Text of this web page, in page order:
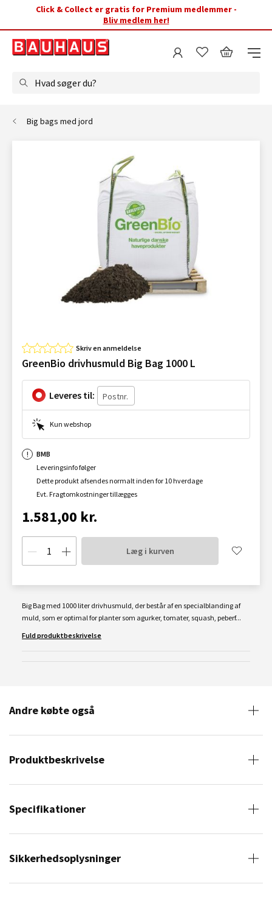
Click & Collect er gratis for Premium medlemmer -
Bliv medlem her!
Hvad søger du?
Big bags med jord
Skriv en anmeldelse
GreenBio drivhusmuld Big Bag 1000 L
Leveres til:
Kun webshop
BMB
Leveringsinfo følger
Dette produkt afsendes normalt inden for 10 hverdage
Evt. Fragtomkostninger tillægges
1.581,00 kr.
Læg i kurven
Big Bag med 1000 liter drivhusmuld, der består af en specialblanding af
muld, som er optimal for planter som agurker, tomater, squash, peberf...
Fuld produktbeskrivelse
Andre købte også
Produktbeskrivelse
Specifikationer
Sikkerhedsoplysninger